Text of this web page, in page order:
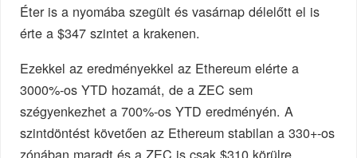
Éter is a nyomába szegült és vasárnap délelőtt el is
érte a $347 szintet a krakenen.
Ezekkel az eredményekkel az Ethereum elérte a
3000%-os YTD hozamát, de a ZEC sem
szégyenkezhet a 700%-os YTD eredményén. A
szintdöntést követően az Ethereum stabilan a 330+-os